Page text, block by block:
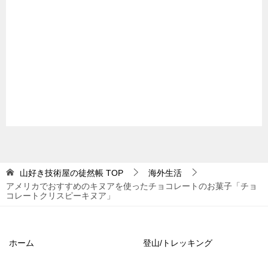
山好き技術屋の徒然帳 TOP
海外生活
アメリカでおすすめのキヌアを使ったチョコレートのお菓子「チョ
コレートクリスピーキヌア」
ホーム 登山/トレッキング